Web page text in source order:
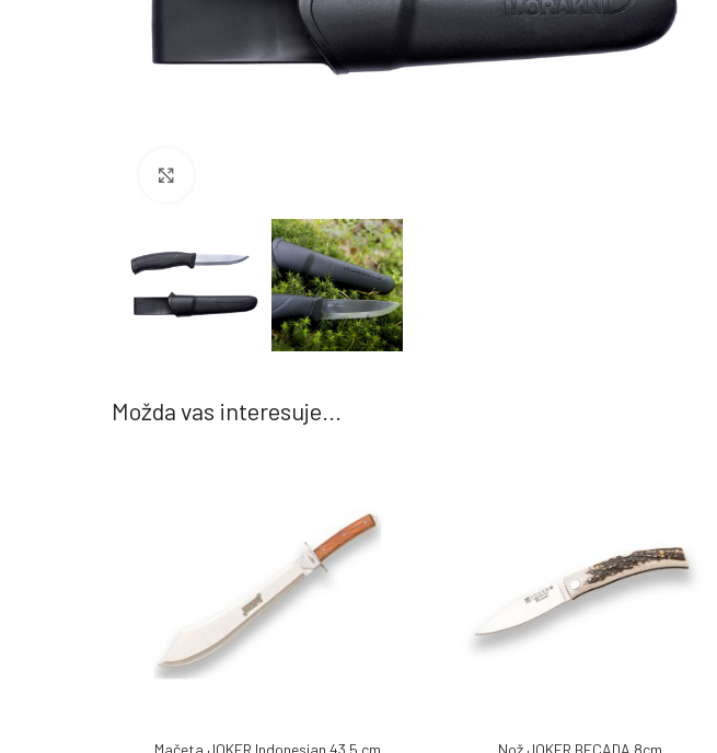
Možda vas interesuje...
DODAJ U KORPU
Mačeta JOKER Indonesian 43.5 cm DODAJ U KORPUNož JOKER BECADA 8cm